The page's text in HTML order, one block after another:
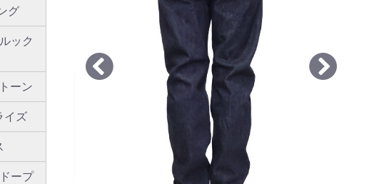
グ
ック
ーン
イズ
ープ